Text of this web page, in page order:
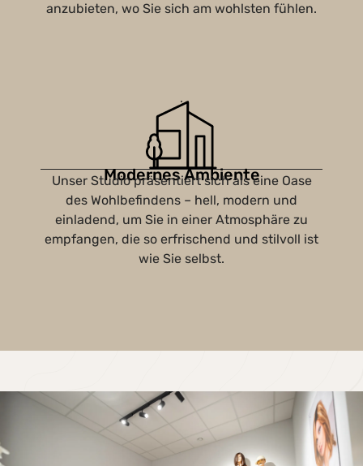
anzubieten, wo Sie sich am wohlsten fühlen.
Modernes Ambiente
Unser Studio präsentiert sich als eine Oase
des Wohlbefindens – hell, modern und
einladend, um Sie in einer Atmosphäre zu
empfangen, die so erfrischend und stilvoll ist
wie Sie selbst.